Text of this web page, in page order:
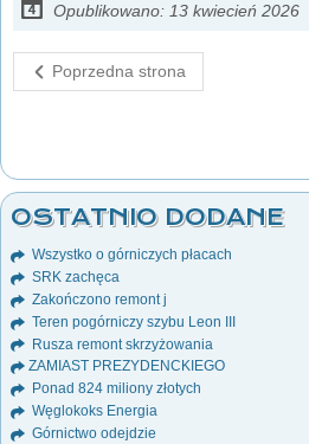
Opublikowano: 13 kwiecień 2026
Poprzedna strona
OSTATNIO DODANE
Wszystko o górniczych płacach
SRK zachęca
Zakończono remont j
Teren pogórniczy szybu Leon III
Rusza remont skrzyżowania
ZAMIAST PREZYDENCKIEGO
Ponad 824 miliony złotych
Węglokoks Energia
Górnictwo odejdzie